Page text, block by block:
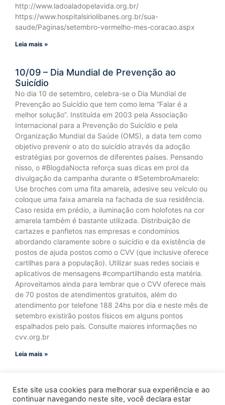
http://www.ladoaladopelavida.org.br/
https://www.hospitalsiriolibanes.org.br/sua-
saude/Paginas/setembro-vermelho-mes-coracao.aspx
Leia mais »
10/09 – Dia Mundial de Prevenção ao
Suicídio
No dia 10 de setembro, celebra-se o Dia Mundial de
Prevenção ao Suicídio que tem como lema “Falar é a
melhor solução”. Instituída em 2003 pela Associação
Internacional para a Prevenção do Suicídio e pela
Organização Mundial da Saúde (OMS), a data tem como
objetivo prevenir o ato do suicídio através da adoção
estratégias por governos de diferentes países. Pensando
nisso, o #BlogdaNocta reforça suas dicas em prol da
divulgação da campanha durante o #SetembroAmarelo:
Use broches com uma fita amarela, adesive seu veículo ou
coloque uma faixa amarela na fachada de sua residência.
Caso resida em prédio, a iluminação com holofotes na cor
amarela também é bastante utilizada. Distribuição de
cartazes e panfletos nas empresas e condomínios
abordando claramente sobre o suicídio e da existência de
postos de ajuda postos como o CVV (que inclusive oferece
cartilhas para a população). Utilizar suas redes sociais e
aplicativos de mensagens #compartilhando esta matéria.
Aproveitamos ainda para lembrar que o CVV oferece mais
de 70 postos de atendimentos gratuitos, além do
atendimento por telefone 188 24hs por dia e neste mês de
setembro existirão postos físicos em alguns pontos
espalhados pelo país. Consulte maiores informações no
cvv.org.br
Leia mais »
Este site usa cookies para melhorar sua experiência e ao
continuar navegando neste site, você declara estar